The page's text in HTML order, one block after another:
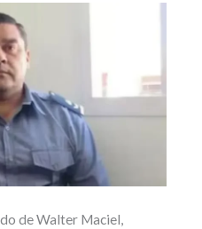
de Walter Maciel,